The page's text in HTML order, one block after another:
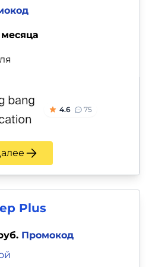
месяца
4.6 75
Plus
Промокод